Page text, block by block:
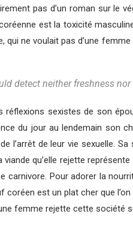
pas d’un roman sur le
est la toxicité
ne voulait pas d’une
detect neither freshness
réflexions sexistes de son
du jour au lendemain son
l’arrêt de leur vie sexuelle.
qu’elle rejette
carnivore. Pour adorer la
coréen est un plat cher que
femme rejette cette société